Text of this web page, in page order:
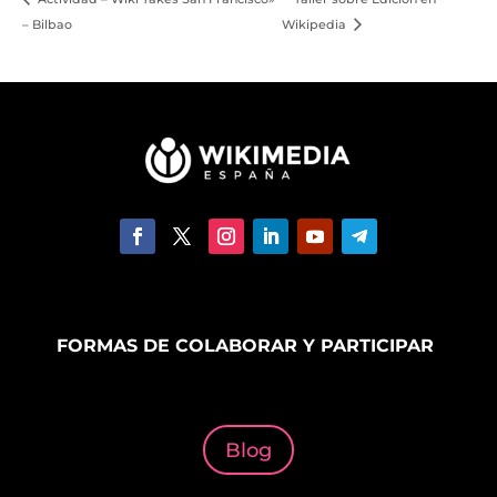
– Bilbao
Wikipedia
FORMAS DE COLABORAR Y PARTICIPAR
Blog